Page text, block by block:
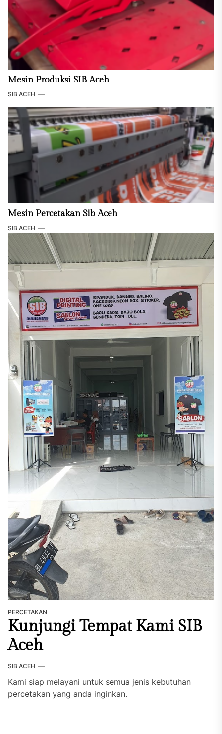
Mesin Produksi SIB Aceh
SIB ACEH
Mesin Percetakan Sib Aceh
SIB ACEH
PERCETAKAN
Kunjungi Tempat Kami SIB
Aceh
SIB ACEH
Kami siap melayani untuk semua jenis kebutuhan
percetakan yang anda inginkan.